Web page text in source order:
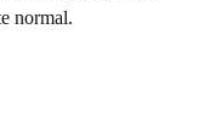
normal.